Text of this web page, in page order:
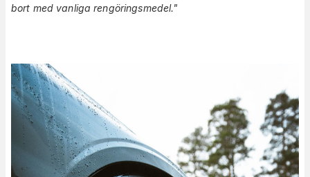
bort med vanliga rengöringsmedel."